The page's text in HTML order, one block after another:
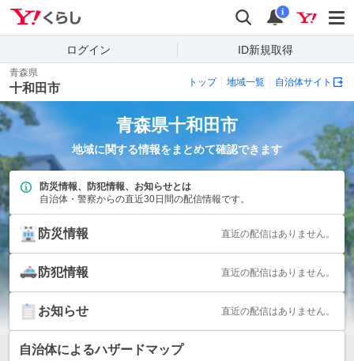
検索 通知
i
ログイン ID新規取得
青森県
十和田市 トップ 地域一覧 自治体サイト
青森県十和田市
地域に関する情報をまとめて確認できます
防災情報、防犯情報、お知らせとは
自治体・警察からの直近30日間の配信情報です。
防災情報 直近の配信はありません。
防犯情報 直近の配信はありません。
お知らせ 直近の配信はありません。
自治体によるハザードマップ